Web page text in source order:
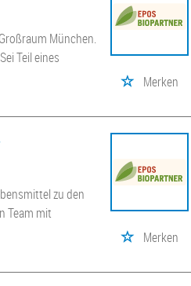
München.
Teil eines
Merken
zu den
Team mit
Merken